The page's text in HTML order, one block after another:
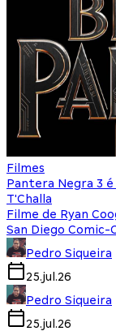
Filmes
Pantera Negra 3
T'Challa
Filme de Ryan
San Diego Comic-
Pedro Siqueira
25.jul.26
Pedro Siqueira
25.jul.26